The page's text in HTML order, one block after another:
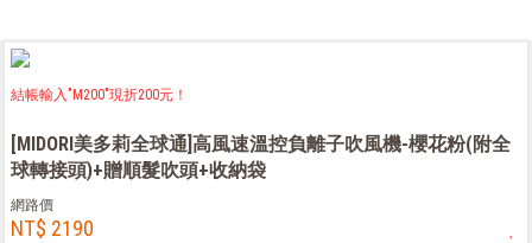
結帳輸入"M200"現折200元！
[MIDORI美多莉全球通]高風速溫控負離子吹風機-櫻花粉(附全
球轉接頭)+贈順髮吹頭+收納袋
網路價
NT$ 2190